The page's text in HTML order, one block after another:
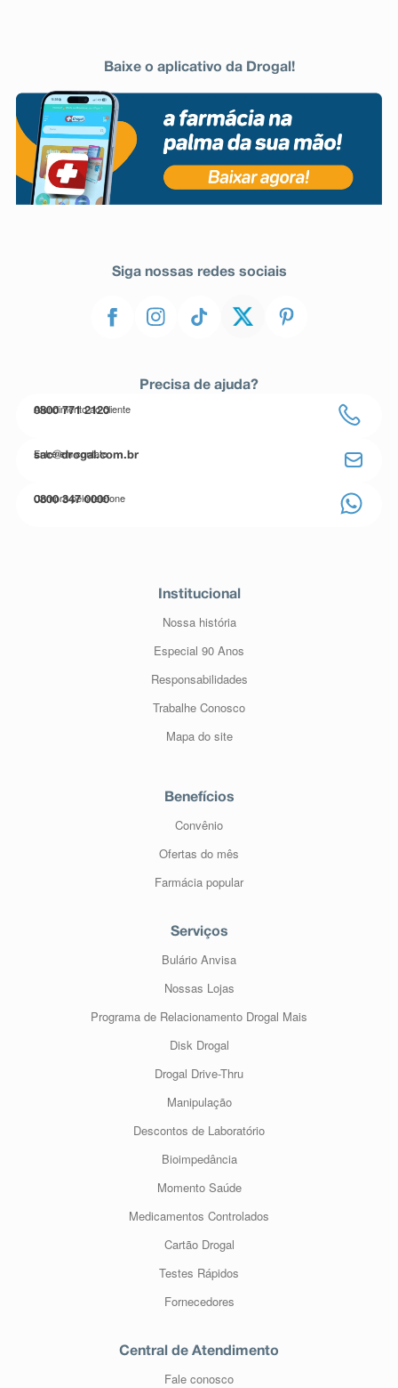
Baixe o aplicativo da Drogal!
Siga nossas redes sociais
Precisa de ajuda?
Atendimento ao cliente
0800 771 2120
Entre em contato
sac@drogal.com.br
Compre pelo telefone
0800 347 0000
Institucional
Nossa história
Especial 90 Anos
Responsabilidades
Trabalhe Conosco
Mapa do site
Benefícios
Convênio
Ofertas do mês
Farmácia popular
Serviços
Bulário Anvisa
Nossas Lojas
Programa de Relacionamento Drogal Mais
Disk Drogal
Drogal Drive-Thru
Manipulação
Descontos de Laboratório
Bioimpedância
Momento Saúde
Medicamentos Controlados
Cartão Drogal
Testes Rápidos
Fornecedores
Central de Atendimento
Fale conosco